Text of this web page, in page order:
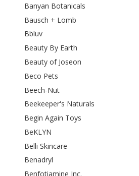
Banyan Botanicals
Bausch + Lomb
Bbluv
Beauty By Earth
Beauty of Joseon
Beco Pets
Beech-Nut
Beekeeper's Naturals
Begin Again Toys
BeKLYN
Belli Skincare
Benadryl
Benfotiamine Inc.